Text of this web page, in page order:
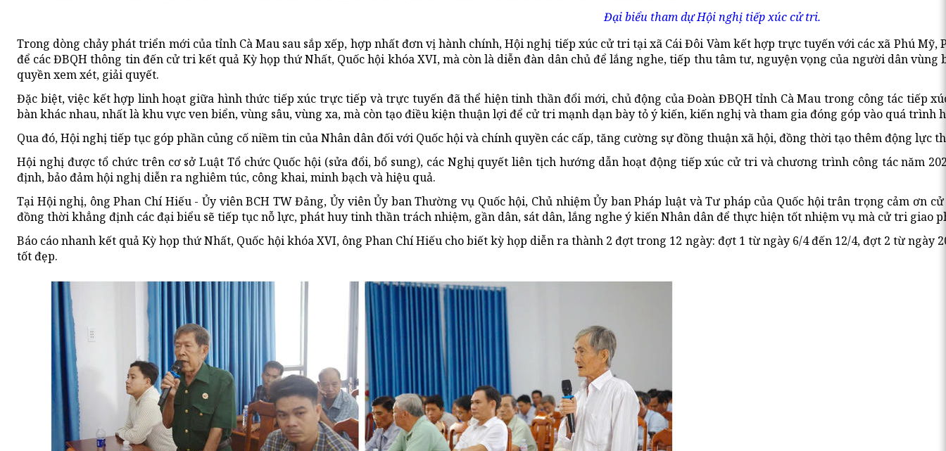
Đại biểu tham dự Hội nghị tiếp xúc cử tri.
Trong dòng chảy phát triển mới của tỉnh Cà Mau sau sắp xếp, hợp nhất đơn vị hành chính, Hội nghị tiếp xúc cử tri tại xã Cái Đôi Vàm kết hợp trực tuyến với các xã Phú
để các ĐBQH thông tin đến cử tri kết quả Kỳ họp thứ Nhất, Quốc hội khóa XVI, mà còn là diễn đàn dân chủ để lắng nghe, tiếp thu tâm tư, nguyện vọng của người dân
quyền xem xét, giải quyết.
Đặc biệt, việc kết hợp linh hoạt giữa hình thức tiếp xúc trực tiếp và trực tuyến đã thể hiện tinh thần đổi mới, chủ động của Đoàn ĐBQH tỉnh Cà Mau trong công tác tiếp
bàn khác nhau, nhất là khu vực ven biển, vùng sâu, vùng xa, mà còn tạo điều kiện thuận lợi để cử tri mạnh dạn bày tỏ ý kiến, kiến nghị và tham gia đóng góp vào quá trình
Qua đó, Hội nghị tiếp tục góp phần củng cố niềm tin của Nhân dân đối với Quốc hội và chính quyền các cấp, tăng cường sự đồng thuận xã hội, đồng thời tạo thêm động
Hội nghị được tổ chức trên cơ sở Luật Tổ chức Quốc hội (sửa đổi, bổ sung), các Nghị quyết liên tịch hướng dẫn hoạt động tiếp xúc cử tri và chương trình công tác năm
định, bảo đảm hội nghị diễn ra nghiêm túc, công khai, minh bạch và hiệu quả.
Tại Hội nghị, ông Phan Chí Hiếu - Ủy viên BCH TW Đảng, Ủy viên Ủy ban Thường vụ Quốc hội, Chủ nhiệm Ủy ban Pháp luật và Tư pháp của Quốc hội trân trọng cảm
đồng thời khẳng định các đại biểu sẽ tiếp tục nỗ lực, phát huy tinh thần trách nhiệm, gần dân, sát dân, lắng nghe ý kiến Nhân dân để thực hiện tốt nhiệm vụ mà cử tri giao
Báo cáo nhanh kết quả Kỳ họp thứ Nhất, Quốc hội khóa XVI, ông Phan Chí Hiếu cho biết kỳ họp diễn ra thành 2 đợt trong 12 ngày: đợt 1 từ ngày 6/4 đến 12/4, đợt 2 từ
tốt đẹp.